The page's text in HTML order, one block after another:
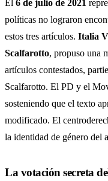
El 6 de julio de 2021
políticas no lograron
estos tres artículos. Italia
Scalfarotto, propuso una
artículos contestados,
Scalfarotto. El PD y el
sosteniendo que el texto
modificado. El
la identidad de género del
La votación secreta